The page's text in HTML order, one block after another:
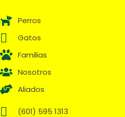
Perros
Gatos
Familias
Nosotros
Aliados
(601) 595 1313